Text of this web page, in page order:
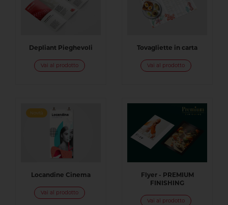
Depliant Pieghevoli
Vai al prodotto
Tovagliette in carta
Vai al prodotto
Novità
Locandine Cinema
Vai al prodotto
Flyer - PREMIUM
FINISHING
Vai al prodotto